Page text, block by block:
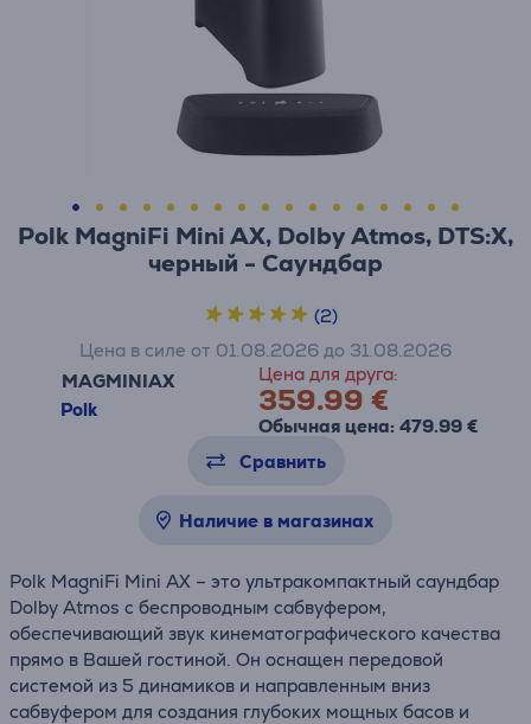
Polk MagniFi Mini AX, Dolby Atmos, DTS:X,
черный - Саундбар
MAGMINIAX
Polk
Цена для друга:
359.99 €
Обычная цена: 479.99 €
Цена в силе от 01.08.2026 до 31.08.2026
(2)
Сравнить
Наличие в магазинах
Polk MagniFi Mini AX – это ультракомпактный саундбар
Dolby Atmos с беспроводным сабвуфером,
обеспечивающий звук кинематографического качества
прямо в Вашей гостиной. Он оснащен передовой
системой из 5 динамиков и направленным вниз
сабвуфером для создания глубоких мощных басов и